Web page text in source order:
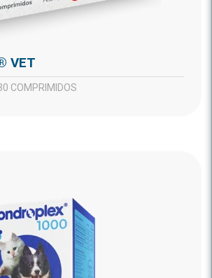
VET
COMPRIMIDOS